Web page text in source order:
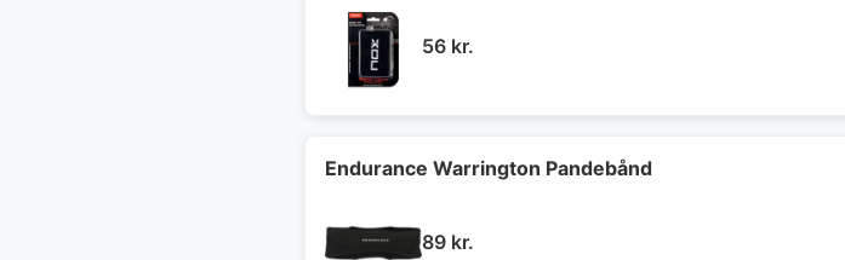
56 kr.
Endurance Warrington Pandebånd
89 kr.